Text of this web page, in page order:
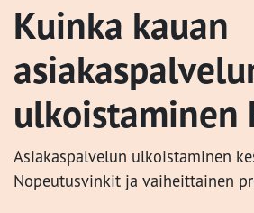
Kuinka kauan
ulkoistaminen
Asiakaspalvelun ulkoistaminen
Nopeutusvinkit ja vaiheittainen